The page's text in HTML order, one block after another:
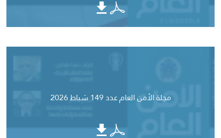
مجلة الأمن العام عدد 149 شباط 2026